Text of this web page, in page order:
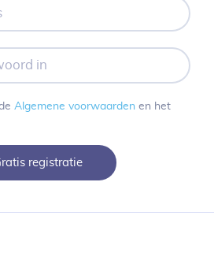
mail
adres
een
wachtwoord
in
Algemene voorwaardenen het
registratie